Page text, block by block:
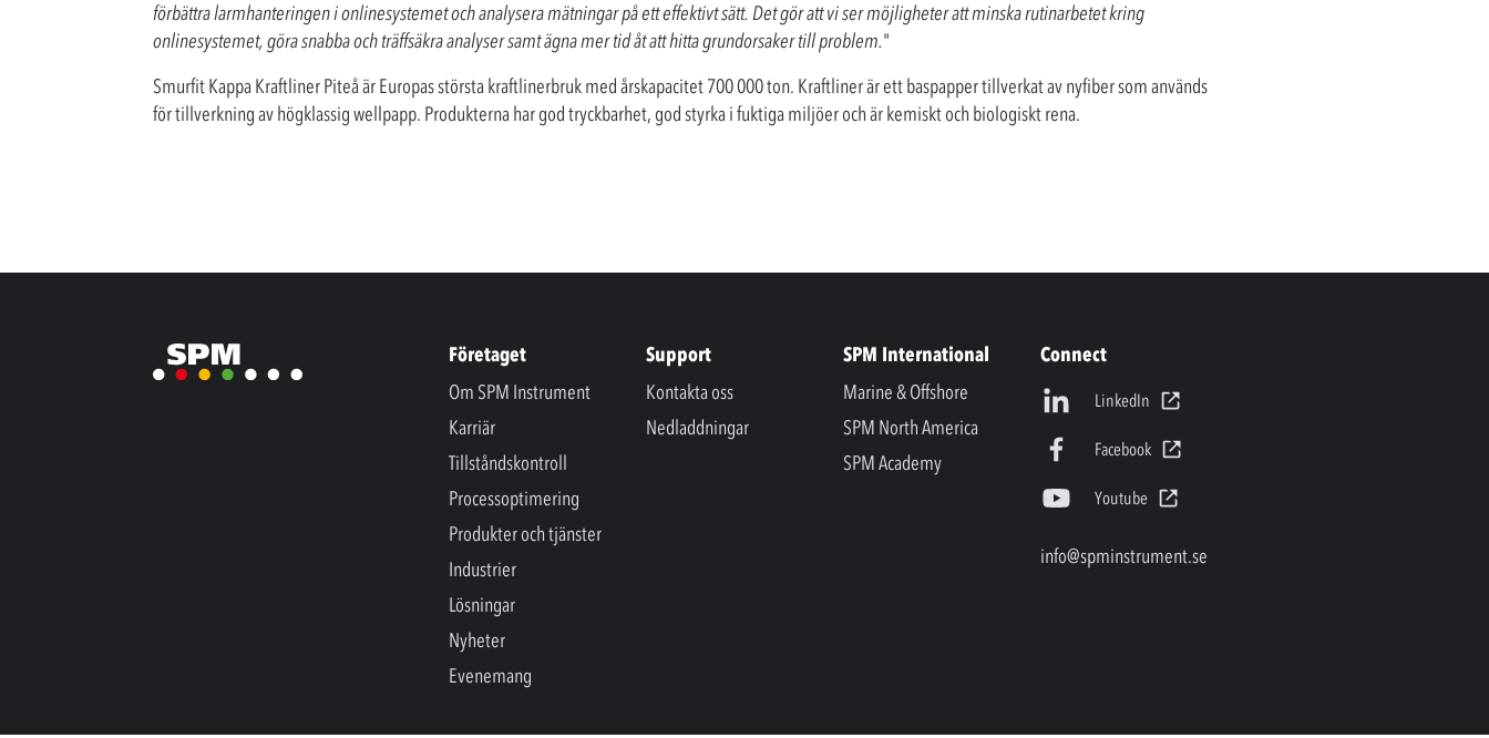
förbättra larmhanteringen i onlinesystemet och analysera mätningar på ett effektivt sätt. Det gör att vi ser möjligheter att minska rutinarbetet kring
onlinesystemet, göra snabba och träffsäkra analyser samt ägna mer tid åt att hitta grundorsaker till problem."
Smurfit Kappa Kraftliner Piteå är Europas största kraftlinerbruk med årskapacitet 700 000 ton. Kraftliner är ett baspapper tillverkat av nyfiber som används
för tillverkning av högklassig wellpapp. Produkterna har god tryckbarhet, god styrka i fuktiga miljöer och är kemiskt och biologiskt rena.
Företaget
Om SPM Instrument
Karriär
Tillståndskontroll
Processoptimering
Produkter och tjänster
Industrier
Lösningar
Nyheter
Evenemang
Support
Kontakta oss
Nedladdningar
SPM International
Marine & Offshore
SPM North America
SPM Academy
Connect
LinkedIn
Facebook
Youtube
info@spminstrument.se